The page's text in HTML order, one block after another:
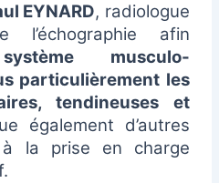
EYNARD, radiologue
l’échographie afin
musculo-
particulièrement les
tendineuses et
également d’autres
à la prise en charge